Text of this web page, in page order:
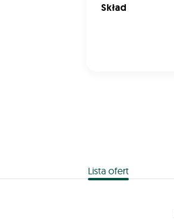
Skład
Lista ofert